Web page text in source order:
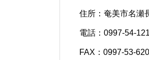
住所：奄美市名瀬
電話：0997-54-
FAX：0997-53-